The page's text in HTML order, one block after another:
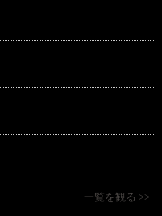
一覧を観る >>